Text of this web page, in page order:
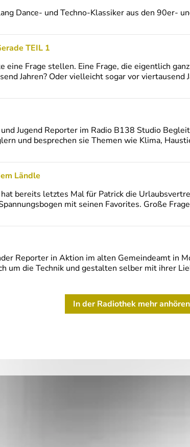
Dance- und Techno-Klassiker aus den 90er-
TEIL 1
Frage stellen. Eine Frage, die eigentlich
Jahren? Oder vielleicht sogar vor viertausend
Jugend Reporter im Radio B138 Studio
und besprechen sie Themen wie Klima,
Ländle
bereits letztes Mal für Patrick die
mit seinen Favorites. Große
Reporter in Aktion im alten Gemeindeamt in
um die Technik und gestalten selber mit ihrer
In der Radiothek mehr anhören